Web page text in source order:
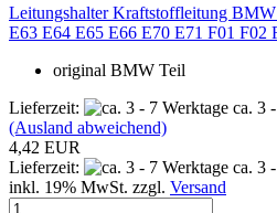
Leitungshalter Kraftstoffleitung
E63 E64 E65 E66 E70 E71 F01 F02
original BMW Teil
Lieferzeit:
ca. 3
(Ausland abweichend)
4,42 EUR
Lieferzeit:
ca. 3
inkl. 19% MwSt. zzgl. Versand